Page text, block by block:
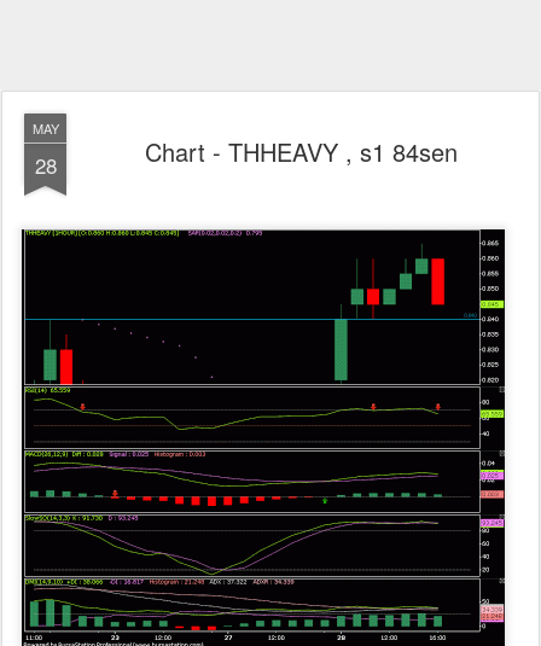
MAY
28 Chart - THHEAVY , s1 84sen